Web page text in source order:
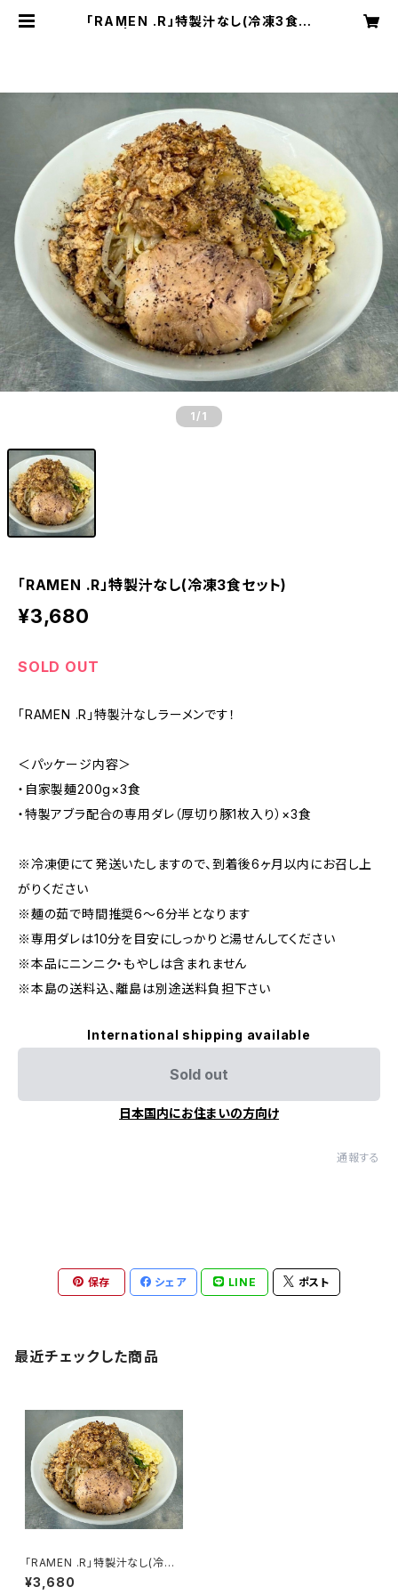
「RAMEN .R」特製汁なし(冷凍3食セ
1 /1
「RAMEN .R」特製汁なし(冷凍3食セット)
¥3,680
SOLD OUT
「RAMEN .R」特製汁なしラーメンです！
＜パッケージ内容＞
・自家製麺200g×3食
・特製アブラ配合の専用ダレ（厚切り豚1枚入り）×3食
※冷凍便にて発送いたしますので、到着後6ヶ月以内にお召し上
がりください
※麺の茹で時間推奨6〜6分半となります
※専用ダレは10分を目安にしっかりと湯せんしてください
※本品にニンニク・もやしは含まれません
※本島の送料込、離島は別途送料負担下さい
International shipping available
Sold out
日本国内にお住まいの方向け
通報する
保存 シェア LINE ポスト
最近チェックした商品
「RAMEN .R」特製汁なし(冷凍
3食セット)
¥3,680